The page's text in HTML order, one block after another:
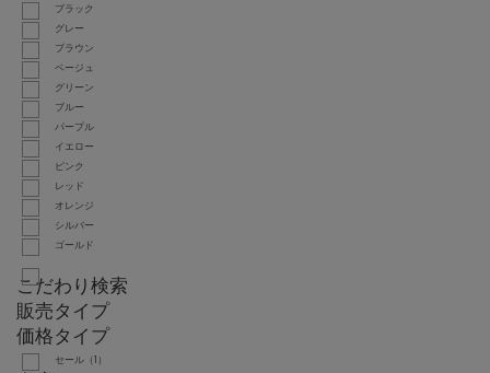
ブラック
グレー
ブラウン
ベージュ
グリーン
ブルー
パープル
イエロー
ピンク
レッド
オレンジ
シルバー
ゴールド
こだわり検索
販売タイプ
価格タイプ
セール（1）